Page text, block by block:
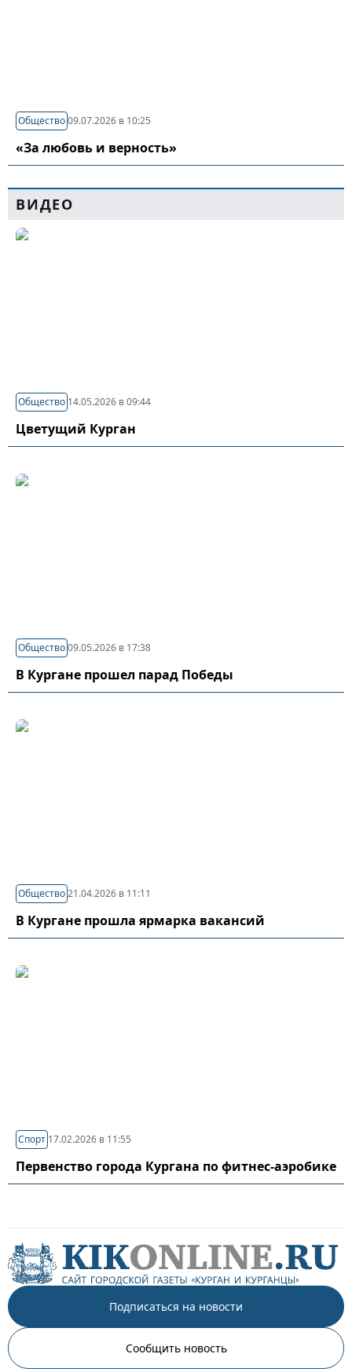
Общество09.07.2026 в 10:25
«За любовь и верность»
ВИДЕО
Общество 14.05.2026 в 09:44
Цветущий Курган
Общество09.05.2026 в 17:38
В Кургане прошел парад Победы
Общество21.04.2026 в 11:11
В Кургане прошла ярмарка вакансий
Спорт 17.02.2026 в 11:55
Первенство города Кургана по фитнес-аэробике
Подписаться на новости
Сообщить новость